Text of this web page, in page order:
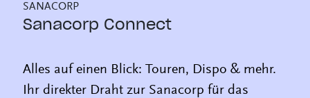
SANACORP
Sanacorp Connect
Alles auf einen Blick: Touren, Dispo & mehr.
Ihr direkter Draht zur Sanacorp für das